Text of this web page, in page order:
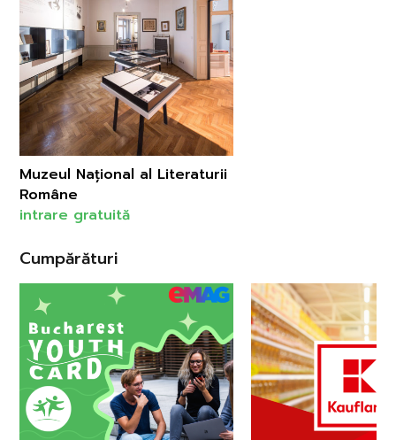
Muzeul Național al Literaturii
Române
intrare gratuită
Cumpărături